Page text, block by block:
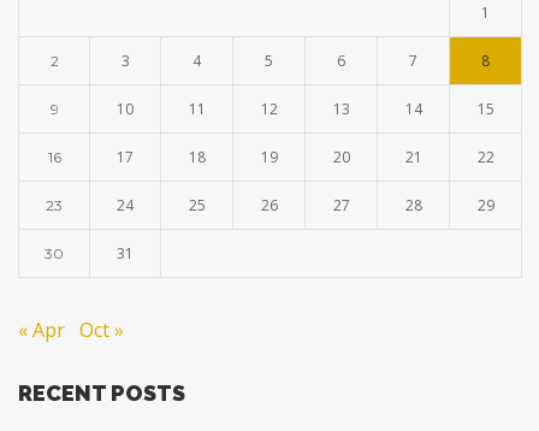
1
2 3 4 5 6 7 8
9 10 11 12 13 14 15
16 17 18 19 20 21 22
23 24 25 26 27 28 29
30 31
« Apr Oct »
RECENT POSTS